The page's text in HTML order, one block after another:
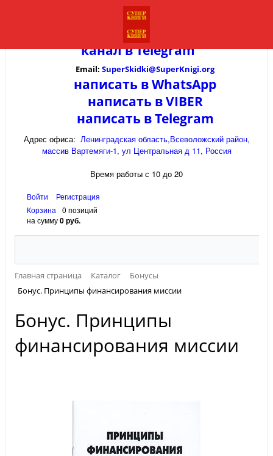
канал вTelegram
Email: SuperSkidki@SuperKnigi.org
написать в WhatsApp
написать в VIBER
написать в Telegram
Адрес офиса: Ленинградская область,Всеволожский район,
массив Вартемяги-1, ул Центральная д 11, Россия
Время работы с 10 до 20
Войти
Регистрация
Корзина
0 позиций
на сумму0 руб.
Главная страница Каталог
Бонусы
Бонус. Принципы финансирования миссии
Бонус. Принципы
финансирования миссии